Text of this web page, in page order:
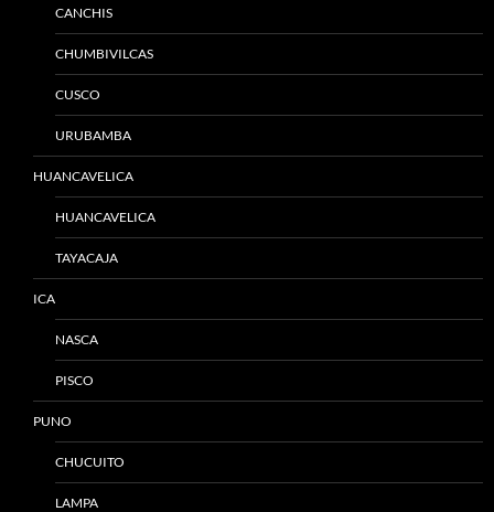
CANCHIS
CHUMBIVILCAS
CUSCO
URUBAMBA
HUANCAVELICA
HUANCAVELICA
TAYACAJA
ICA
NASCA
PISCO
PUNO
CHUCUITO
LAMPA